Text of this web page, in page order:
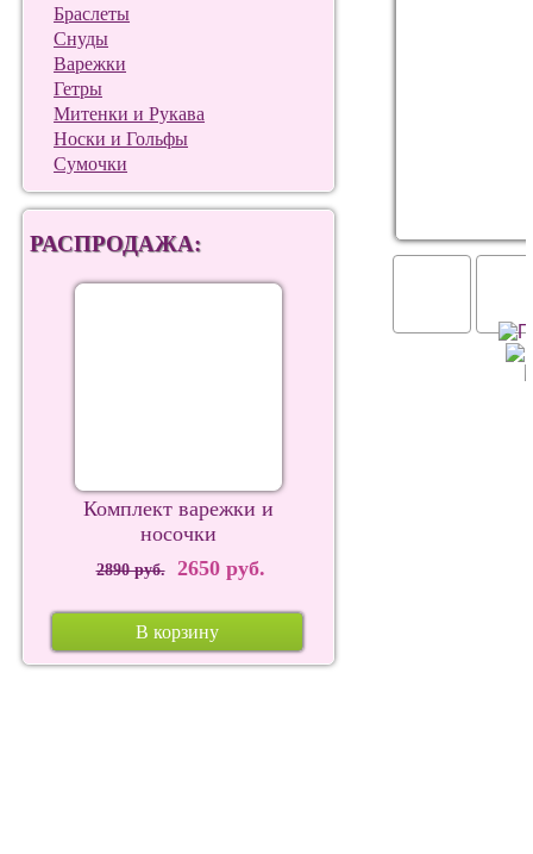
Браслеты
Снуды
Варежки
Гетры
Митенки и Рукава
Носки и Гольфы
Сумочки
РАСПРОДАЖА:
Комплект варежки и
носочки
2890 руб.2650 руб.
В корзину